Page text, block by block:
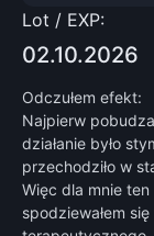
Lot / EXP:
02.10.2026
Odczułem efekt:
Najpierw
działanie było
przechodziło w
Więc dla mnie
spodziewałem